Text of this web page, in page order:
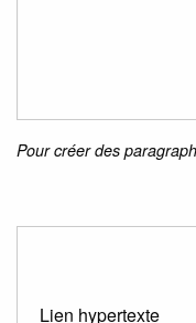
Pour créer des
Lien hypertexte